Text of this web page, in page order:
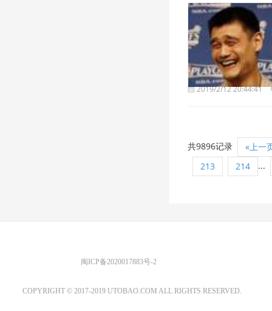
2019/2/12 20:44:41
共9896记录
«上一
213
214 ...
闽ICP备2020017883号-2
COPYRIGHT © 2017-2019 UTOBAO.COM ALL RIGHTS RESERVED.